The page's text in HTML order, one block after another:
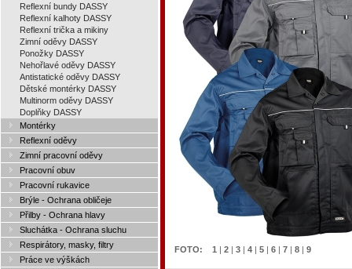
Reflexní bundy DASSY
Reflexní kalhoty DASSY
Reflexní trička a mikiny
Zimní oděvy DASSY
Ponožky DASSY
Nehořlavé oděvy DASSY
Antistatické oděvy DASSY
Dětské montérky DASSY
Multinorm oděvy DASSY
Doplňky DASSY
Montérky
Reflexní oděvy
Zimní pracovní oděvy
Pracovní obuv
Pracovní rukavice
Brýle - Ochrana obličeje
Přilby - Ochrana hlavy
Sluchátka - Ochrana sluchu
Respirátory, masky, filtry
Práce ve výškách
FOTO: 1 | 2 | 3 | 4 | 5 | 6 | 7 | 8 | 9